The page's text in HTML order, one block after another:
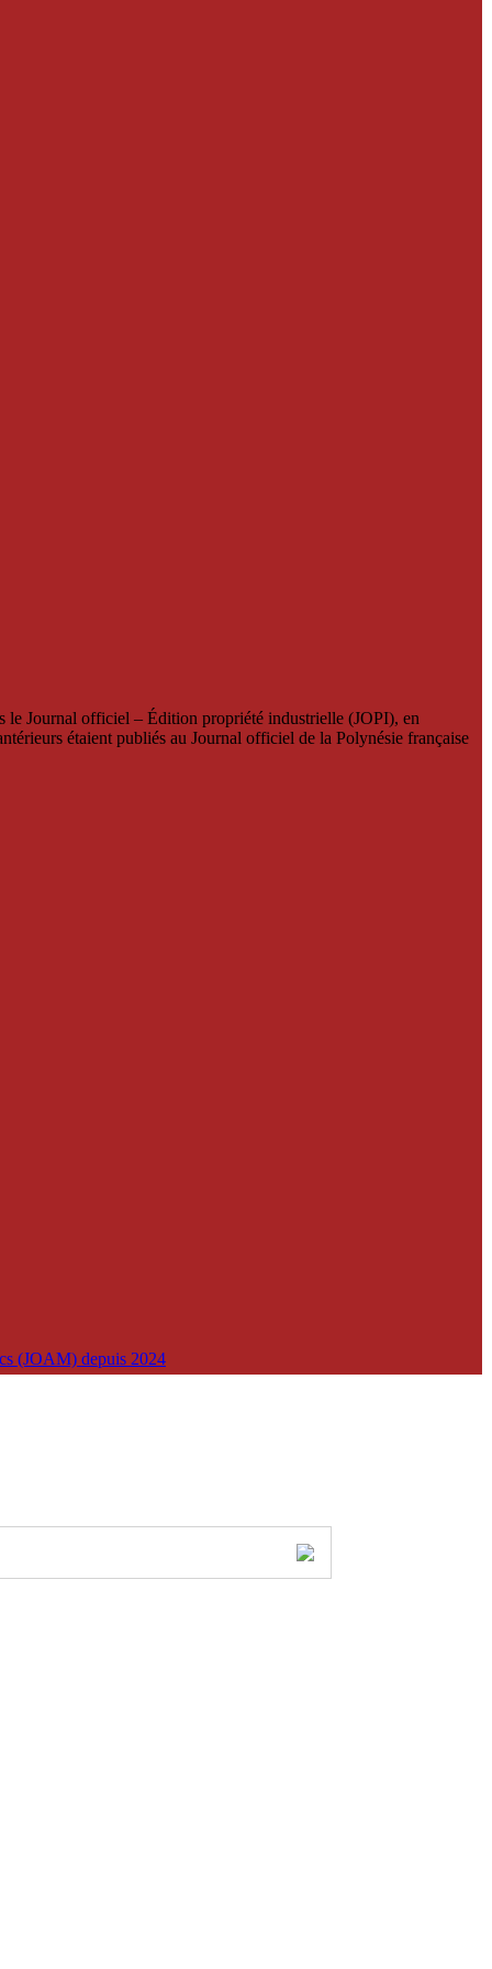
le Journal officiel – Édition propriété industrielle (JOPI), en
étaient publiés au Journal officiel de la Polynésie française
(JOAM) depuis 2024